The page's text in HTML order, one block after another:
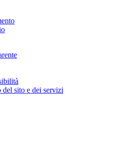
sito e dei servizi